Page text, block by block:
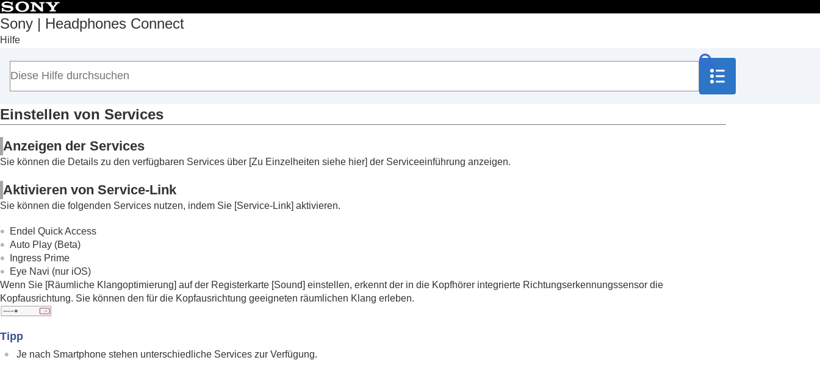
Sony | Headphones Connect
Hilfe
Anfang
Erste Schritte
Hinweise zur Bedienung
Hinweis zum Dashboard von „Sony | Headphones Connect“
Auf der Registerkarte [Status] angezeigte Funktionen
Auf der Registerkarte [Sound] angezeigte Funktionen
Auf der Registerkarte [System] angezeigte Funktionen
Auf der Registerkarte [Services] angezeigte Funktionen
Anzeigen von Informationen zur Verwendung der Kopfhörer (
Einrichten eines Widgets auf dem Smartphone
Wichtige Informationen
Fehlerbehebung
Zugänglichkeit
Einstellen von Services
Anzeigen der Services
Sie können die Details zu den verfügbaren Services über [Zu Einzelheiten siehe hier] der Serviceeinführung anzeigen.
Aktivieren von Service-Link
Sie können die folgenden Services nutzen, indem Sie [Service-Link] aktivieren.
Endel Quick Access
Auto Play (Beta)
Ingress Prime
Eye Navi (nur iOS)
Wenn Sie [Räumliche Klangoptimierung] auf der Registerkarte [Sound] einstellen, erkennt der in die Kopfhörer integrierte Richtungserkennungssensor die
Kopfausrichtung. Sie können den für die Kopfausrichtung geeigneten räumlichen Klang erleben.
Tipp
Je nach Smartphone stehen unterschiedliche Services zur Verfügung.